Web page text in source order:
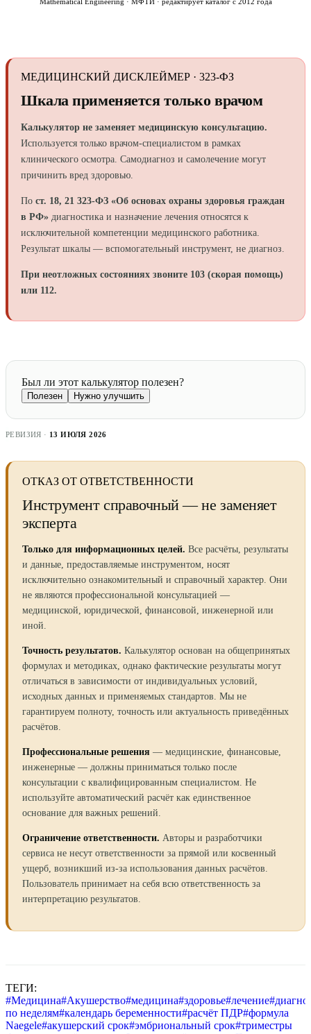
МЕДИЦИНСКИЙ ДИСКЛЕЙМЕР · 323-ФЗ
Шкала применяется только врачом
Калькулятор не заменяет медицинскую консультацию.
Используется только врачом-специалистом в рамках
клинического осмотра. Самодиагноз и самолечение могут
причинить вред здоровью.
По ст. 18, 21 323-ФЗ «Об основах охраны здоровья граждан
в РФ» диагностика и назначение лечения относятся к
исключительной компетенции медицинского работника.
Результат шкалы — вспомогательный инструмент, не диагноз.
При неотложных состояниях звоните 103 (скорая помощь)
или 112.
Был ли этот калькулятор полезен?
Полезен Нужно улучшить
РЕВИЗИЯ · 13 ИЮЛЯ 2026
ОТКАЗ ОТ ОТВЕТСТВЕННОСТИ
Инструмент справочный — не заменяет
эксперта
Только для информационных целей. Все расчёты, результаты
и данные, предоставляемые инструментом, носят
исключительно ознакомительный и справочный характер. Они
не являются профессиональной консультацией —
медицинской, юридической, финансовой, инженерной или
иной.
Точность результатов. Калькулятор основан на общепринятых
формулах и методиках, однако фактические результаты могут
отличаться в зависимости от индивидуальных условий,
исходных данных и применяемых стандартов. Мы не
гарантируем полноту, точность или актуальность приведённых
расчётов.
Профессиональные решения — медицинские, финансовые,
инженерные — должны приниматься только после
консультации с квалифицированным специалистом. Не
используйте автоматический расчёт как единственное
основание для важных решений.
Ограничение ответственности. Авторы и разработчики
сервиса не несут ответственности за прямой или косвенный
ущерб, возникший из-за использования данных расчётов.
Пользователь принимает на себя всю ответственность за
интерпретацию результатов.
ТЕГИ:
#Медицина#Акушерство#медицина#здоровье#лечение#
по неделям#календарь беременности#расчёт ПДР#формула
Naegele#акушерский срок#эмбриональный срок#триместры